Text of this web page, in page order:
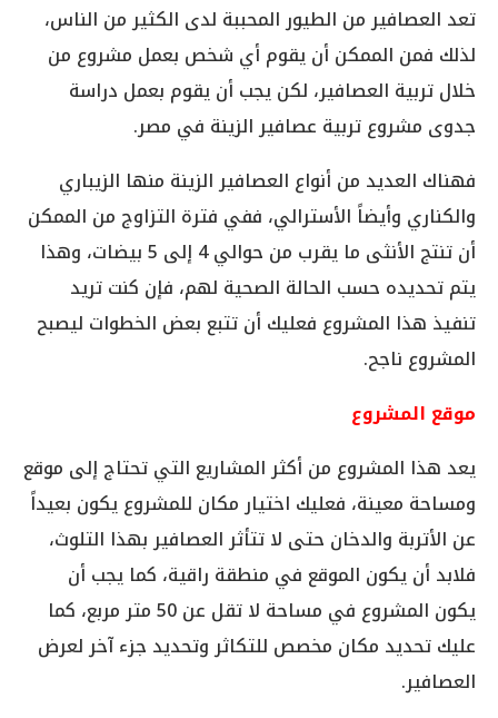
تعد العصافير من الطيور المحببة لدى الكثير من الناس،
لذلك فمن الممكن أن يقوم أي شخص بعمل مشروع من
خلال تربية العصافير، لكن يجب أن يقوم بعمل دراسة
جدوى مشروع تربية عصافير الزينة في مصر.
فهناك العديد من أنواع العصافير الزينة منها الزيباري
والكناري وأيضاً الأسترالي، ففي فترة التزاوج من الممكن
أن تنتج الأنثى ما يقرب من حوالي 4 إلى 5 بيضات، وهذا
يتم تحديده حسب الحالة الصحية لهم، فإن كنت تريد
تنفيذ هذا المشروع فعليك أن تتبع بعض الخطوات ليصبح
المشروع ناجح.
موقع المشروع
يعد هذا المشروع من أكثر المشاريع التي تحتاج إلى موقع
ومساحة معينة، فعليك اختيار مكان للمشروع يكون بعيداً
عن الأتربة والدخان حتى لا تتأثر العصافير بهذا التلوث،
فلابد أن يكون الموقع في منطقة راقية، كما يجب أن
يكون المشروع في مساحة لا تقل عن 50 متر مربع، كما
عليك تحديد مكان مخصص للتكاثر وتحديد جزء آخر لعرض
العصافير.